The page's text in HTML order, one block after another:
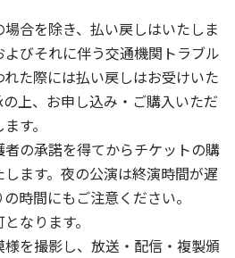
合を除き、払い戻しはいたしま
びそれに伴う交通機関トラブル
た際には払い戻しはお受けいた
上、お申し込み・ご購入いただ
す。
の承諾を得てからチケットの購
ます。夜の公演は終演時間が遅
時間にもご注意ください。
なります。
を撮影し、放送・配信・複製頒